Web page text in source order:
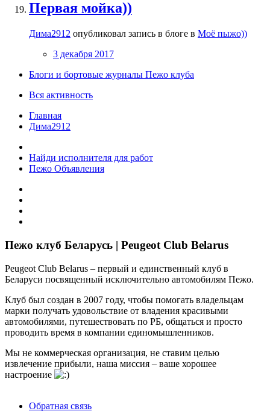
Первая мойка))
Дима2912 опубликовал запись в блоге в Моё пыжо))
3 декабря 2017
Блоги и бортовые журналы Пежо клуба
Вся активность
Главная
Дима2912
Найди исполнителя для работ
Пежо Объявления
Пежо клуб Беларусь | Peugeot Club Belarus
Peugeot Club Belarus – первый и единственный клуб в
Беларуси посвященный исключительно автомобилям Пежо.
Клуб был создан в 2007 году, чтобы помогать владельцам
марки получать удовольствие от владения красивыми
автомобилями, путешествовать по РБ, общаться и просто
проводить время в компании единомышленников.
Мы не коммерческая организация, не ставим целью
извлечение прибыли, наша миссия – ваше хорошее
настроение
Обратная связь